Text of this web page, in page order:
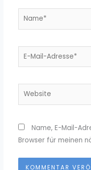
Name*
E-
Website
Name, E-Mail-
Browser für meinen